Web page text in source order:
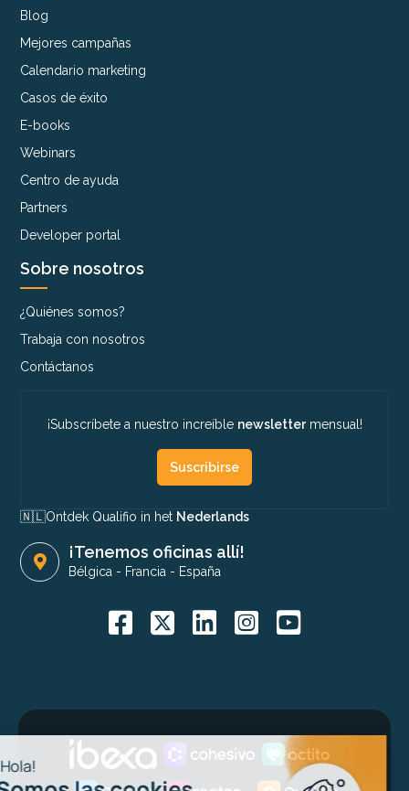
Blog
Mejores campañas
Calendario marketing
Casos de éxito
E-books
Webinars
Centro de ayuda
Partners
Developer portal
Sobre nosotros
¿Quiénes somos?
Trabaja con nosotros
Contáctanos
¡Subscríbete a nuestro increíble newslettermensual!
Suscribirse
🇳🇱​Ontdek Qualifio in het Nederlands
¡Tenemos oficinas allí!
Bélgica - Francia - España